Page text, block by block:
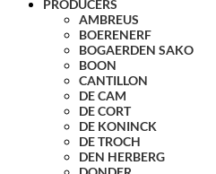
PRODUCERS
AMBREUS
BOERENERF
BOGAERDEN SAKO
BOON
CANTILLON
DE CAM
DE CORT
DE KONINCK
DE TROCH
DEN HERBERG